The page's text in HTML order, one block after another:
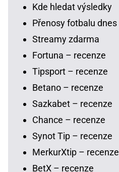
Kde hledat výsledky
Přenosy fotbalu dnes
Streamy zdarma
Fortuna – recenze
Tipsport – recenze
Betano – recenze
Sazkabet – recenze
Chance – recenze
Synot Tip – recenze
MerkurXtip – recenze
BetX – recenze